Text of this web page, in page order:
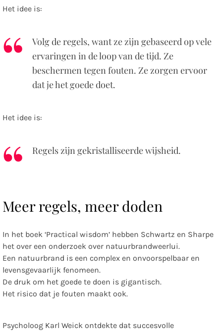
Het idee is:
Volg de regels, want ze zijn gebaseerd op vele
ervaringen in de loop van de tijd. Ze
beschermen tegen fouten. Ze zorgen ervoor
dat je het goede doet.
Het idee is:
Regels zijn gekristalliseerde wijsheid.
Meer regels, meer doden
In het boek ‘Practical wisdom’ hebben Schwartz en Sharpe
het over een onderzoek over natuurbrandweerlui.
Een natuurbrand is een complex en onvoorspelbaar en
levensgevaarlijk fenomeen.
De druk om het goede te doen is gigantisch.
Het risico dat je fouten maakt ook.
Psycholoog Karl Weick ontdekte dat succesvolle